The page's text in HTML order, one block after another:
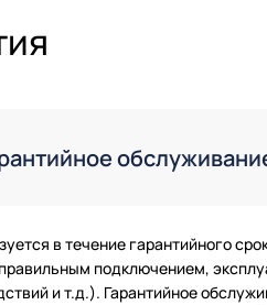
в течение гарантийного
подключением,
и т.д.). Гарантийное